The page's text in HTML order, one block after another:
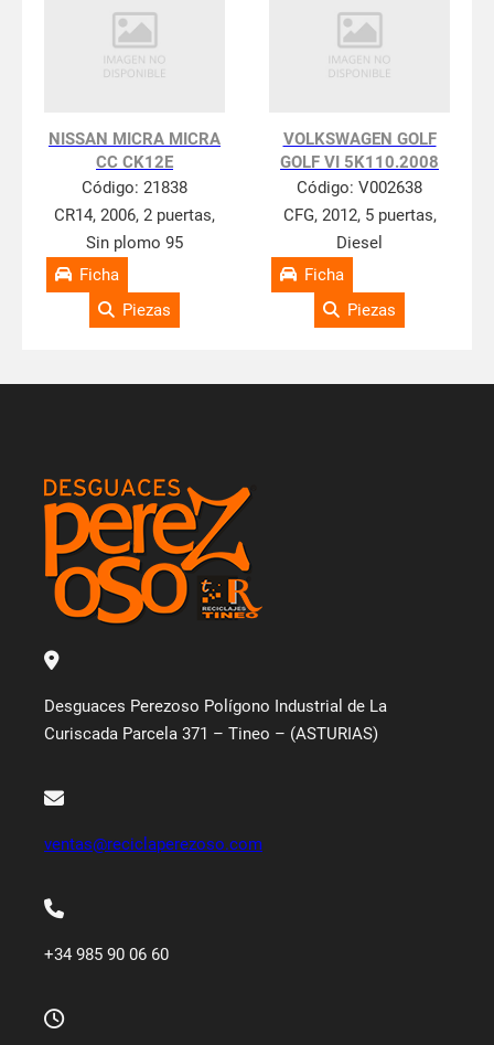
NISSAN MICRA MICRA
CC CK12E
Código: 21838
CR14, 2006, 2 puertas,
Sin plomo 95
Ficha
Piezas
VOLKSWAGEN GOLF
GOLF VI 5K110.2008
Código: V002638
CFG, 2012, 5 puertas,
Diesel
Ficha
Piezas
Desguaces Perezoso Polígono Industrial de La
Curiscada Parcela 371 – Tineo – (ASTURIAS)
ventas@reciclaperezoso.com
+34 985 90 06 60